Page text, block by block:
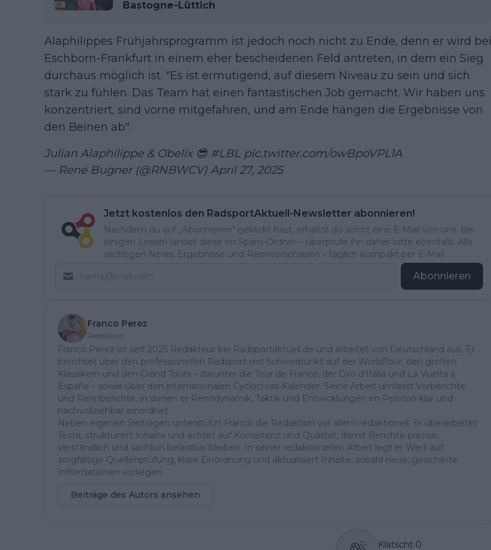
Bastogne-Lüttich
Alaphilippes Frühjahrsprogramm ist jedoch noch nicht zu Ende, denn er wird bei
Eschborn-Frankfurt in einem eher bescheidenen Feld antreten, in dem ein Sieg
durchaus möglich ist. "Es ist ermutigend, auf diesem Niveau zu sein und sich
stark zu fühlen. Das Team hat einen fantastischen Job gemacht. Wir haben uns
konzentriert, sind vorne mitgefahren, und am Ende hängen die Ergebnisse von
den Beinen ab".
Julian Alaphilippe & Obelix 😎 #LBL pic.twitter.com/owBpoVPL1A
— René Bugner (@RNBWCV) April 27, 2025
Jetzt kostenlos den RadsportAktuell-Newsletter abonnieren!
Nachdem du auf „Abonnieren“ geklickt hast, erhältst du sofort eine E-Mail von uns. Bei
einigen Lesern landet diese im Spam-Ordner – überprüfe ihn daher bitte ebenfalls. Alle
wichtigen News, Ergebnisse und Rennvorschauen – täglich kompakt per E-Mail.
Abonnieren
Franco Perez
Redakteur
Franco Perez ist seit 2025 Redakteur bei Radsportaktuell.de und arbeitet von Deutschland aus. Er
berichtet über den professionellen Radsport mit Schwerpunkt auf der WorldTour, den großen
Klassikern und den Grand Tours – darunter die Tour de France, der Giro d’Italia und La Vuelta a
España – sowie über den internationalen Cyclocross-Kalender. Seine Arbeit umfasst Vorberichte
und Rennberichte, in denen er Renndynamik, Taktik und Entwicklungen im Peloton klar und
nachvollziehbar einordnet.
Neben eigenen Beiträgen unterstützt Franco die Redaktion vor allem redaktionell: Er überarbeitet
Texte, strukturiert Inhalte und achtet auf Konsistenz und Qualität, damit Berichte präzise,
verständlich und sachlich belastbar bleiben. In seiner redaktionellen Arbeit legt er Wert auf
sorgfältige Quellenprüfung, klare Einordnung und aktualisiert Inhalte, sobald neue, gesicherte
Informationen vorliegen.
Beiträge des Autors ansehen
Klatscht 0